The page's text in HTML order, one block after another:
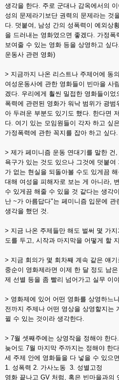
생각을 한다. 주로 군대나 감옥에서의
성의 문제라기보단 권력의 문제라는 것
다. 덧붙여, 남성 간의 성폭력이 예외상
을 드러내는 영화였으면 좋겠다. 가정폭
보여줄 수 있는 영화 등을 상영하고 싶
운동사 관련 영화)
> 지금까지 나온 리스트나 주제어에 동
여성운동사에 관한 영화들이 빈마을 사
겠다. 우리에게 훨씬 밀접한 영화들이
폭력에 관련된 영화가 워낙 범위가 광
아 두려운 부분도 있기도 했다. 한다면
다. 여기 있는 모임원들이 각자 하고 싶
가정폭력에 관한 꼭지를 잡아 하고 싶다.
> 제가 페미니즘 운동 연대기를 말한 건
욕구가 있는 것도 있으나 그것에 덧붙
가 없는 현실을 되돌아볼 수도 있게끔
대해 여성을 피해자로 보는 게 아니라,
수 있게끔 해줄 수 있을 것 같다는 생각
난 ~가 아름답다"는 페미니즘 입문에
생각을 했던 것.
> 지금 나온 주제들만 해도 벌써 몇 가
도를 두고, 시작과 마지막을 어떻게 할
> 지금 회의가 몇 회차째 계속 같은 얘
중순이 영화제라면 이제 한 달 정도 남
제 선별 등을 좀 빨리 넘어가고 실무 이
> 영화제에 있어 어떤 영화를 상영하느
전까지 주제나 어떤 영상을 상영할지는
뀔 수 있는 것이라 생각한다.
> 7월 셋째주에는 상영작을 정해야 한
늦어도 7월 마지막 주까지는 정해야 한
세 주제 안에 영화들을 다 넣을 수 있으
1. 성폭력 2. 가사노동 3. 성별고정
영화 끝나고 GV 처럼, 혹은 빈마을과의